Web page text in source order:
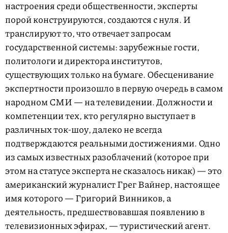
настроения среди общественности, эксперты
порой конструируются, создаются с нуля. И
транслируют то, что отвечает запросам
государственной системы: зарубежные гости,
политологи и директора институтов,
существующих только на бумаге. Обесценивание
экспертности произошло в первую очередь в самом
народном СМИ — на телевидении. Должности и
компетенции тех, кто регулярно выступает в
различных ток-шоу, далеко не всегда
подтверждаются реальными достижениями. Одно
из самых известных разоблачений (которое при
этом на статусе эксперта не сказалось никак) — это
американский журналист Грег Вайнер, настоящее
имя которого — Григорий Винников, а
деятельность, предшествовавшая появлению в
телевизионных эфирах, — туристический агент.